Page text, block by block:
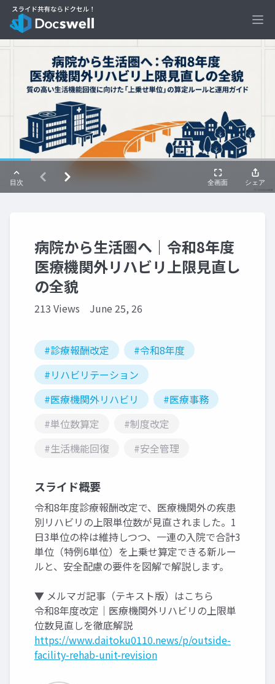
病院から生活圏へ｜令和8年度
医療機関外リハビリ上限見直し
の全貌
213 Views June 25, 26
#診療報酬改定
#令和8年度
#リハビリテーション
#医療機関外リハビリ
#医療事務
#単位数算定
#制度改定
#生活機能回復
#安全管理
スライド概要
令和8年度診療報酬改定で、医療機関外の疾患
別リハビリの上限単位数が見直されました。1
日3単位の枠は維持しつつ、一連の入院で合計3
単位（特例6単位）を上乗せ算定できる新ルー
ルと、安全配慮の要件を図解で解説します。
▼ メルマガ記事（テキスト版）はこちら
令和8年度改定｜医療機関外リハビリの上限単
位数見直しを徹底解説
https://www.daitoku0110.news/p/outside-
facility-rehab-unit-revision